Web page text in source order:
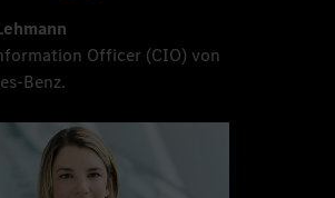
Officer (CIO) von
Benz.